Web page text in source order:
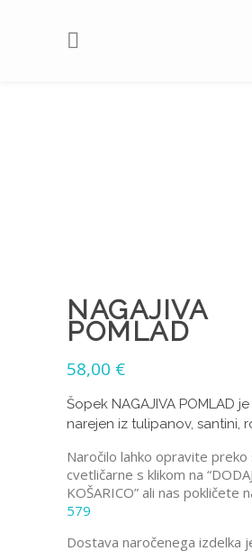
NAGAJIVA
POMLAD
58,00 €
Šopek NAGAJIVA POMLAD je
narejen iz tulipanov, santini,
Naročilo lahko opravite
cvetličarne s klikom na
KOŠARICO” ali nas pokličete
579
Dostava naročenega izdelka